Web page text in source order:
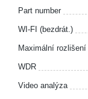
Part number
WI-FI (bezdrát.)
Maximální rozlišení
WDR
Video analýza